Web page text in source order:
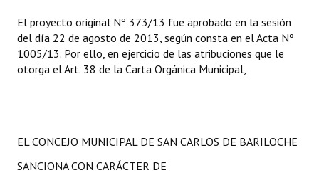
El proyecto original Nº 373/13 fue aprobado en la sesión
del día 22 de agosto de 2013, según consta en el Acta Nº
1005/13. Por ello, en ejercicio de las atribuciones que le
otorga el Art. 38 de la Carta Orgánica Municipal,
EL CONCEJO MUNICIPAL DE SAN CARLOS DE BARILOCHE
SANCIONA CON CARÁCTER DE